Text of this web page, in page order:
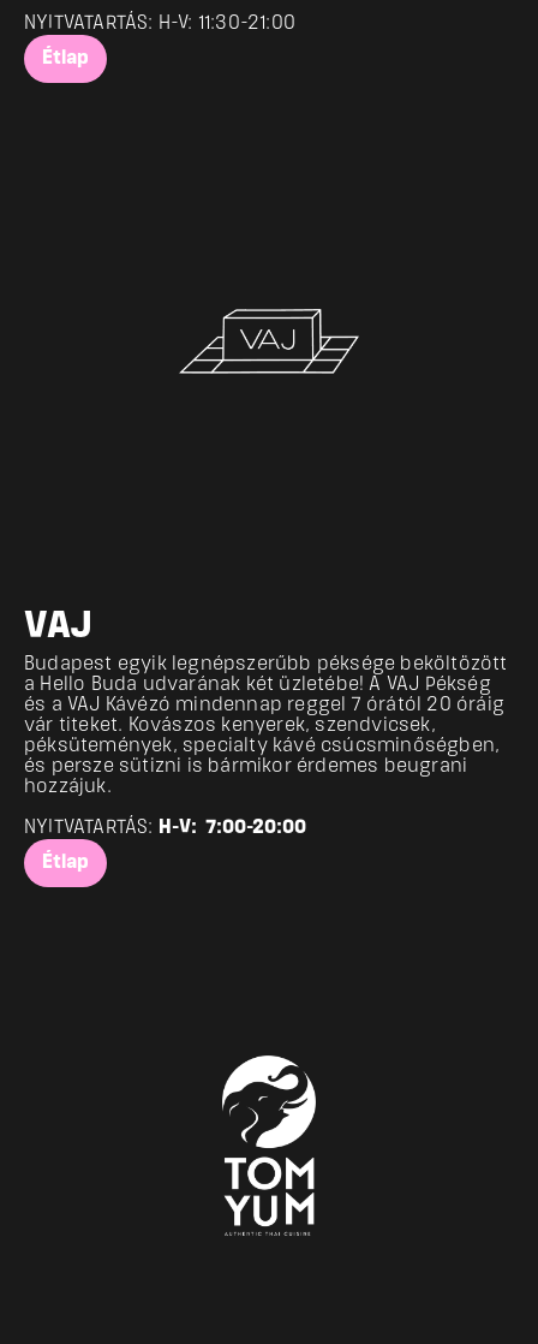
NYITVATARTÁS: H-V: 11:30-21:00
Étlap
VAJ
Budapest egyik legnépszerűbb péksége beköltözött
a Hello Buda udvarának két üzletébe! A VAJ Pékség
és a VAJ Kávézó mindennap reggel 7 órától 20 óráig
vár titeket. Kovászos kenyerek, szendvicsek,
péksütemények, specialty kávé csúcsminőségben,
és persze sütizni is bármikor érdemes beugrani
hozzájuk.
NYITVATARTÁS: H-V:  7:00-20:00
Étlap